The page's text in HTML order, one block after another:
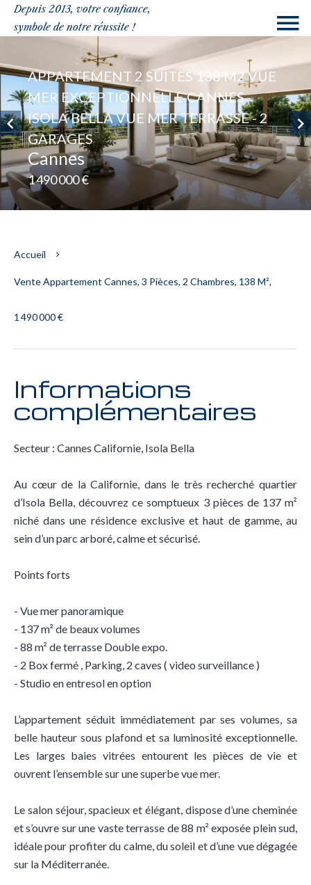
Depuis 2013, votre confiance,
symbole de notre réussite !
APPARTEMENT 2 SUITES 138 M2 VUE
MER EXCEPTIONNELLE CANNES
ISOLA BELLA VUE MER TERRASSE - 2
GARAGES
Cannes
1 490 000 €
Accueil
Vente Appartement Cannes, 3 Pièces, 2 Chambres, 138 M²,
1 490 000 €
Informations
complémentaires
Secteur : Cannes Californie, Isola Bella
Au cœur de la Californie, dans le très recherché quartier
d’Isola Bella, découvrez ce somptueux 3 pièces de 137 m²
niché dans une résidence exclusive et haut de gamme, au
sein d’un parc arboré, calme et sécurisé.
Points forts
- Vue mer panoramique
- 137 m² de beaux volumes
- 88 m² de terrasse Double expo.
- 2 Box fermé , Parking, 2 caves ( video surveillance )
- Studio en entresol en option
L’appartement séduit immédiatement par ses volumes, sa
belle hauteur sous plafond et sa luminosité exceptionnelle.
Les larges baies vitrées entourent les pièces de vie et
ouvrent l’ensemble sur une superbe vue mer.
Le salon séjour, spacieux et élégant, dispose d’une cheminée
et s’ouvre sur une vaste terrasse de 88 m² exposée plein sud,
idéale pour profiter du calme, du soleil et d’une vue dégagée
sur la Méditerranée.